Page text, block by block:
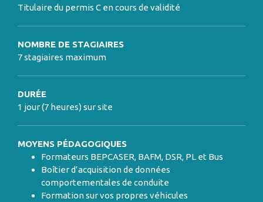
Titulaire du permis C en cours de validité
NOMBRE DE STAGIAIRES
7 stagiaires maximum
DURÉE
1 jour (7 heures) sur site
MOYENS PÉDAGOGIQUES
Formateurs BEPCASER, BAFM, DSR, PL et Bus
Boîtier d’acquisition de données
comportementales de conduite
Formation sur vos propres véhicules